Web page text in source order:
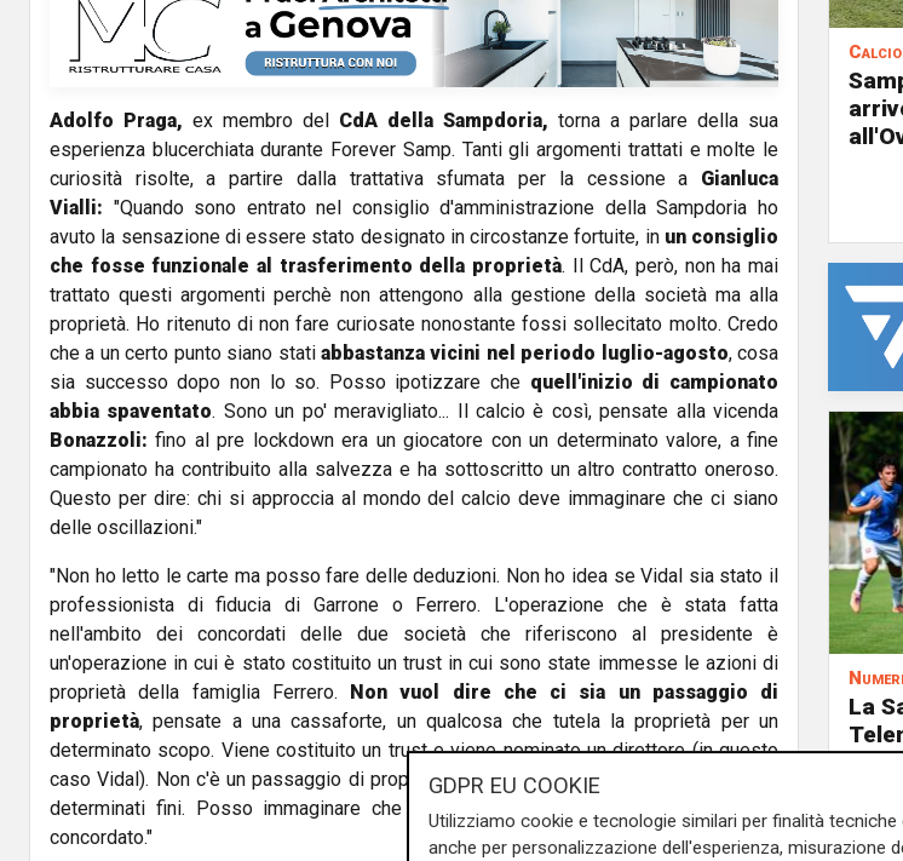
i
d
e
o
Adolfo Praga, ex membro del CdA della Sampdoria, torna a parlare della sua
esperienza blucerchiata durante Forever Samp. Tanti gli argomenti trattati e molte le
curiosità risolte, a partire dalla trattativa sfumata per la cessione a Gianluca
Vialli: "Quando sono entrato nel consiglio d'amministrazione della Sampdoria ho
avuto la sensazione di essere stato designato in circostanze fortuite, in un consiglio
che fosse funzionale al trasferimento della proprietà. Il CdA, però, non ha mai
trattato questi argomenti perchè non attengono alla gestione della società ma alla
proprietà. Ho ritenuto di non fare curiosate nonostante fossi sollecitato molto. Credo
che a un certo punto siano stati abbastanza vicini nel periodo luglio-agosto, cosa
sia successo dopo non lo so. Posso ipotizzare che quell'inizio di campionato
abbia spaventato. Sono un po' meravigliato... Il calcio è così, pensate alla vicenda
Bonazzoli: fino al pre lockdown era un giocatore con un determinato valore, a fine
campionato ha contribuito alla salvezza e ha sottoscritto un altro contratto oneroso.
Questo per dire: chi si approccia al mondo del calcio deve immaginare che ci siano
delle oscillazioni."
"Non ho letto le carte ma posso fare delle deduzioni. Non ho idea se Vidal sia stato il
professionista di fiducia di Garrone o Ferrero. L'operazione che è stata fatta
nell'ambito dei concordati delle due società che riferiscono al presidente è
un'operazione in cui è stato costituito un trust in cui sono state immesse le azioni di
proprietà della famiglia Ferrero. Non vuol dire che ci sia un passaggio di
proprietà, pensate a una cassaforte, un qualcosa che tutela la proprietà per un
determinato scopo. Viene costituito un trust e viene nominato un direttore (in questo
caso Vidal). Non c'è un passaggio di proprietà, ma c'è una tutela di queste quote per
determinati fini. Posso immaginare che siano fini per appoggiare la proposta di
concordato."
Numeri
La
GDPR EU COOKIE
Utilizziamo cookie e tecnologie similari per finalità
anche per personalizzazione dell'esperienza, misurazione